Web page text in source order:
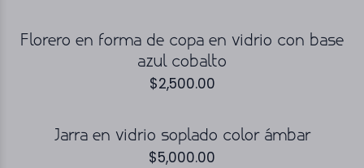
Florero en forma de copa en vidrio con base
azul cobalto
$2,500.00
Jarra en vidrio soplado color ámbar
$5,000.00